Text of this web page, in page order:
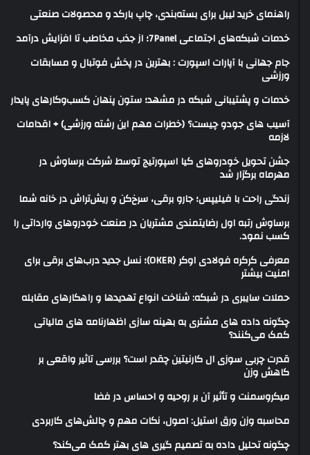
راهنمای خرید لیبل برای بسته‌بندی، چاپ بارکد و محصولات صنعتی
خدمات شبکه‌های اجتماعی 7Panel؛ از جذب مخاطب تا افزایش درآمد
جام جهانی با آپارات اسپورت : بهترین در پخش فوتبال و مسابقات
ورزشی
خدمات و پشتیبانی شبکه در مشهد؛ ستون پنهان کسب‌وکارهای پایدار
آسیب های جودو چیست؟ (خطرات مهم این رشته ورزشی) + اقدامات
لازمه
جشن تحویل خودروهای کیا اسپورتیج توسط شرکت برساوش در
مهرماه برگزار شد
زندگی راحت با فیلیپس؛ جارو برقی، سرخ‌کن و ریش‌تراش در خانه شما
برساوش رتبه اول رضایتمندی مشتریان در صنعت خودروهای وارداتی را
کسب نمود.
معرفی کرکره فولادی اوکر (OKER)؛ نسل جدید درب‌های برقی برای
امنیت بیشتر
حملات سایبری در شبکه: شناخت انواع تهدیدها و راهکارهای مقابله
چگونه داده های مشتری به بهینه سازی اظهارنامه های مالیاتی
کمک می‌کنند؟
قدرت چربی سوزی ال کارنیتین چقدر است؟ بررسی تاثیر واقعی بر
کاهش وزن
میکروسمنت و تأثیر آن بر روحیه و احساس در فضا
محاسبه وزن ورق استیل: اصول، نکات مهم و چالش‌های کاربردی
چگونه تحلیل داده به تصمیم گیری های بهتر کمک می‌کند؟